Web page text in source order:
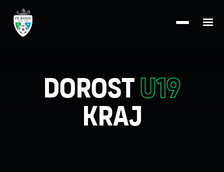
DorostU19
kraj